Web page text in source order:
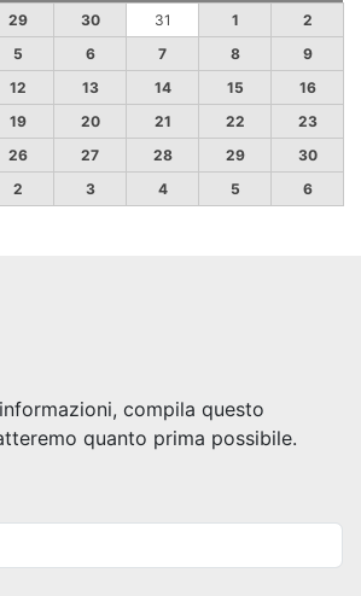
29 30 31 1
2
5 6 7 8
9
12 13 14 15
16
19 20 21 22
23
26 27 28 29
30
2 3 4 5 6
compila questo
quanto prima possibile.